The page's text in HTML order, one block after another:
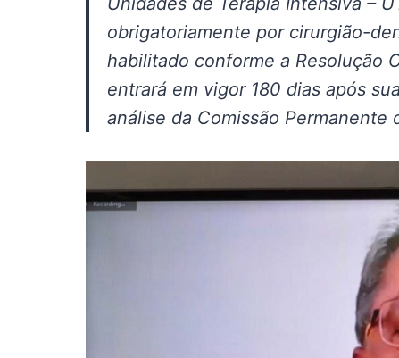
obrigatoriamente por cirurgião-
habilitado conforme a Resolução
entrará em vigor 180 dias após
análise da Comissão Permanente